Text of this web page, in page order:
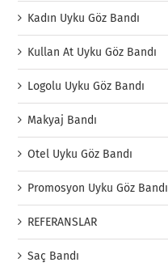
Kadın Uyku Göz Bandı
Kullan At Uyku Göz Bandı
Logolu Uyku Göz Bandı
Makyaj Bandı
Otel Uyku Göz Bandı
Promosyon Uyku Göz Bandı
REFERANSLAR
Saç Bandı